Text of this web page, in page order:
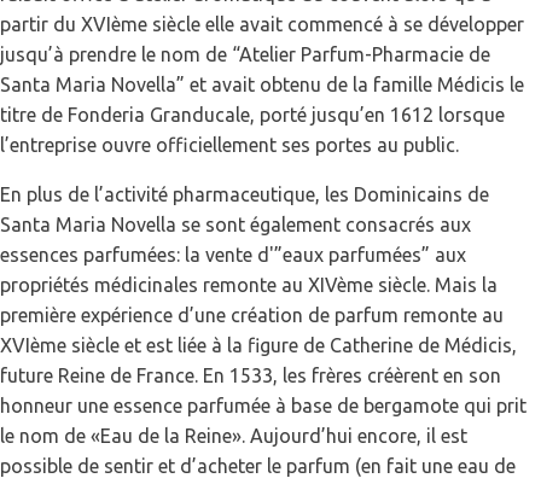
partir du XVIème siècle elle avait commencé à se développer
jusqu’à prendre le nom de “Atelier Parfum-Pharmacie de
Santa Maria Novella” et avait obtenu de la famille Médicis le
titre de Fonderia Granducale, porté jusqu’en 1612 lorsque
l’entreprise ouvre officiellement ses portes au public.
En plus de l’activité pharmaceutique, les Dominicains de
Santa Maria Novella se sont également consacrés aux
essences parfumées: la vente d'”eaux parfumées” aux
propriétés médicinales remonte au XIVème siècle. Mais la
première expérience d’une création de parfum remonte au
XVIème siècle et est liée à la figure de Catherine de Médicis,
future Reine de France. En 1533, les frères créèrent en son
honneur une essence parfumée à base de bergamote qui prit
le nom de «Eau de la Reine». Aujourd’hui encore, il est
possible de sentir et d’acheter le parfum (en fait une eau de